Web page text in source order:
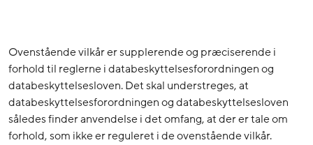
Ovenstående vilkår er supplerende og præciserende i
forhold til reglerne i databeskyttelsesforordningen og
databeskyttelsesloven. Det skal understreges, at
databeskyttelsesforordningen og databeskyttelsesloven
således finder anvendelse i det omfang, at der er tale om
forhold, som ikke er reguleret i de ovenstående vilkår.